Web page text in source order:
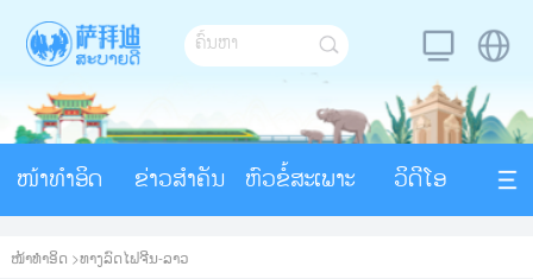
ໜ້າທຳອິດ ຂ່າວສຳຄັນ ຫົວຂໍ້ສະເພາະ ວິດີໂອ
ໜ້າທຳອິດ >ທາງລົດໄຟຈີນ-ລາວ